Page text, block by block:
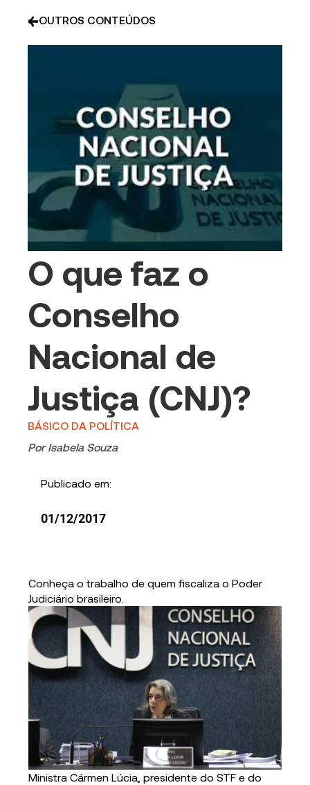
OUTROS CONTEÚDOS
O que faz o
Conselho
Nacional de
Justiça (CNJ)?
BÁSICO DA POLÍTICA
Por Isabela Souza
Publicado em:
01/12/2017
Conheça o trabalho de quem fiscaliza o Poder
Judiciário brasileiro.
Ministra Cármen Lúcia, presidente do STF e do